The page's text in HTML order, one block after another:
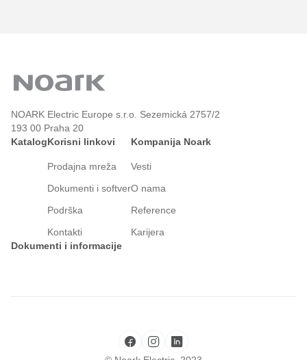
NOARK Electric Europe s.r.o. Sezemická 2757/2
193 00 Praha 20
KatalogKorisni linkovi
Prodajna mreža
Dokumenti i softver
Podrška
Kontakti
Kompanija Noark
Vesti
O nama
Reference
Karijera
Dokumenti i informacije